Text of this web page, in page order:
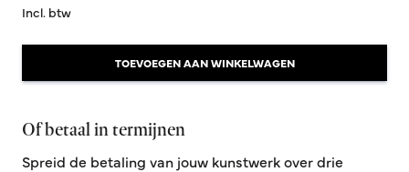
Incl. btw
TOEVOEGEN AAN WINKELWAGEN
Of betaal in termijnen
Spreid de betaling van jouw kunstwerk over drie